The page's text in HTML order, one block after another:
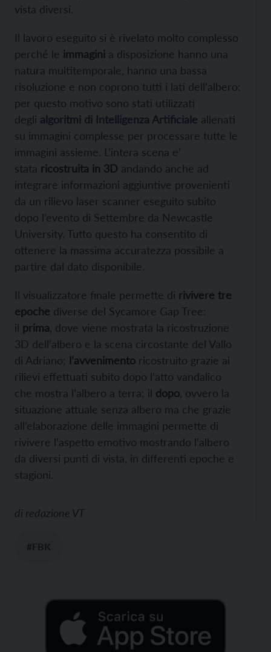
vista diversi.
Il lavoro eseguito si è rivelato molto complesso
perché le immagini a disposizione hanno una
natura multitemporale, hanno una bassa
risoluzione e non coprono tutti i lati dell’albero:
per questo motivo sono stati utilizzati
degli algoritmi di Intelligenza Artificiale allenati
su immagini complesse per processare tutte le
immagini assieme. L’intera scena e’
stata ricostruita in 3D andando anche ad
integrare informazioni aggiuntive provenienti
da un rilievo laser scanner eseguito subito
dopo l’evento di Settembre da Newcastle
University. Tutto questo ha consentito di
ottenere la massima accuratezza possibile a
partire dal dato disponibile.
Il visualizzatore finale permette di rivivere tre
epoche diverse del Sycamore Gap Tree:
il prima , dove viene mostrata la ricostruzione
3D dell’albero e la scena circostante del Vallo
di Adriano; l’avvenimento ricostruito grazie ai
rilievi effettuati subito dopo l’atto vandalico
che mostra l’albero a terra; il dopo , ovvero la
situazione attuale senza albero ma che grazie
all’elaborazione delle immagini permette di
rivivere l’aspetto emotivo mostrando l’albero
da diversi punti di vista, in differenti epoche e
stagioni.
di redazione VT
#FBK